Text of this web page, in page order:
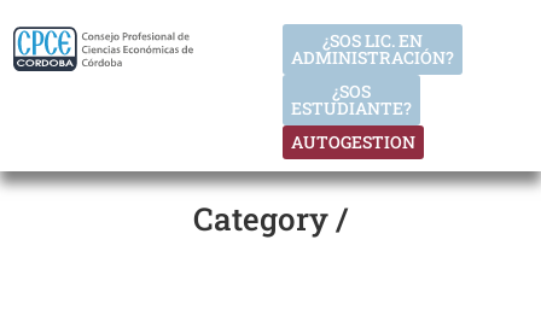
AUTOGESTION
¿SOS
ESTUDIANTE?
¿SOS LIC. EN
ADMINISTRACIÓN?
Category /